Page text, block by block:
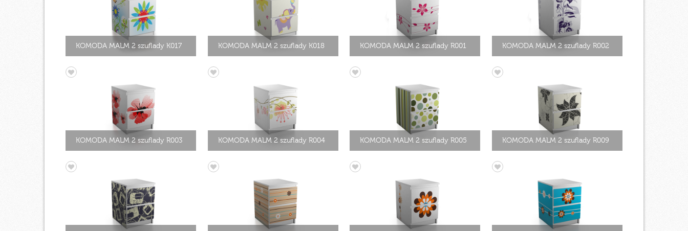
KOMODA MALM 2 szuflady K017 KOMODA MALM 2 szuflady K018 KOMODA MALM 2 szuflady R001 KOMODA MALM 2 szuflady R002
KOMODA MALM 2 szuflady R003 KOMODA MALM 2 szuflady R004 KOMODA MALM 2 szuflady R005 KOMODA MALM 2 szuflady R009